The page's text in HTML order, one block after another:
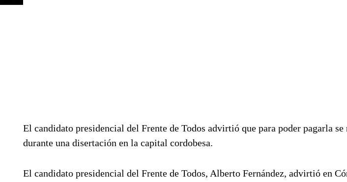
El candidato presidencial del Frente de Todos advirtió que para poder pagarla
durante una disertación en la capital cordobesa.
El candidato presidencial del Frente de Todos, Alberto Fernández, advirtió en